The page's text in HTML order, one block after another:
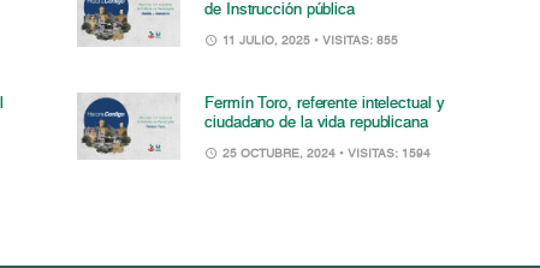
de Instrucción pública
11 JULIO, 2025 • VISITAS: 855
Fermín Toro, referente intelectual y
ciudadano de la vida republicana
25 OCTUBRE, 2024 • VISITAS: 1594